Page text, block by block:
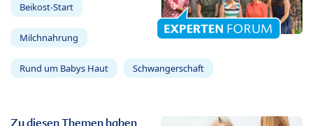
Beikost-Start
Milchnahrung
Rund um Babys Haut Schwangerschaft
Zu diesen Themen haben